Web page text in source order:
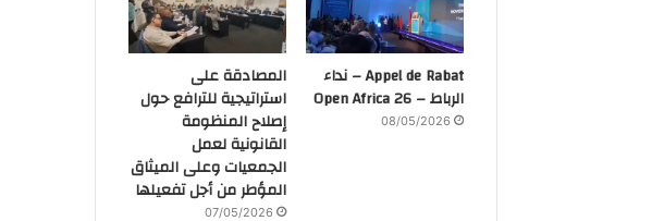
Appel de Rabat – نداء
الرباط – Open Africa 26
08/05/2026
المصادقة على
استراتيجية للترافع حول
إصلاح المنظومة
القانونية لعمل
الجمعيات وعلى الميثاق
المؤطر من أجل تفعيلها
07/05/2026